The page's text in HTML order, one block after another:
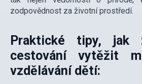
zodpovědnost za životní prostředí.
Praktické tipy, jak
cestování vytěžit
vzdělávání dětí: